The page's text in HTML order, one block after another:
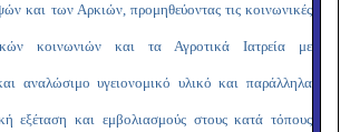
και των Αρκιών, προμηθεύοντας τις κοινωνικές
κοινωνιών και τα Αγροτικά Ιατρεία με
αναλώσιμο υγειονομικό υλικό και παράλληλα
εξέταση και εμβολιασμούς στους κατά τόπους